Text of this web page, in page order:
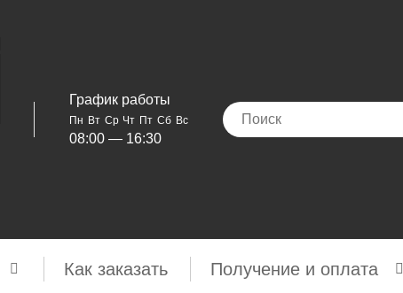
График работы
Пн Вт Ср Чт Пт Сб Вс
08:00 — 16:30
Как заказать Получение и оплата